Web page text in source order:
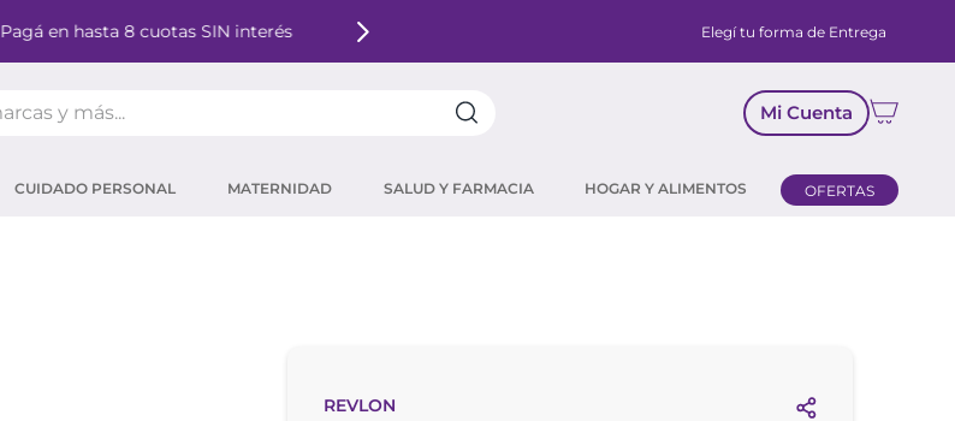
Pagá en hasta 8 cuotas SIN interés Elegí tu forma de Entrega
Mi Cuenta
CUIDADO PERSONAL MATERNIDAD SALUD Y FARMACIA HOGAR Y ALIMENTOS OFERTAS
REVLON